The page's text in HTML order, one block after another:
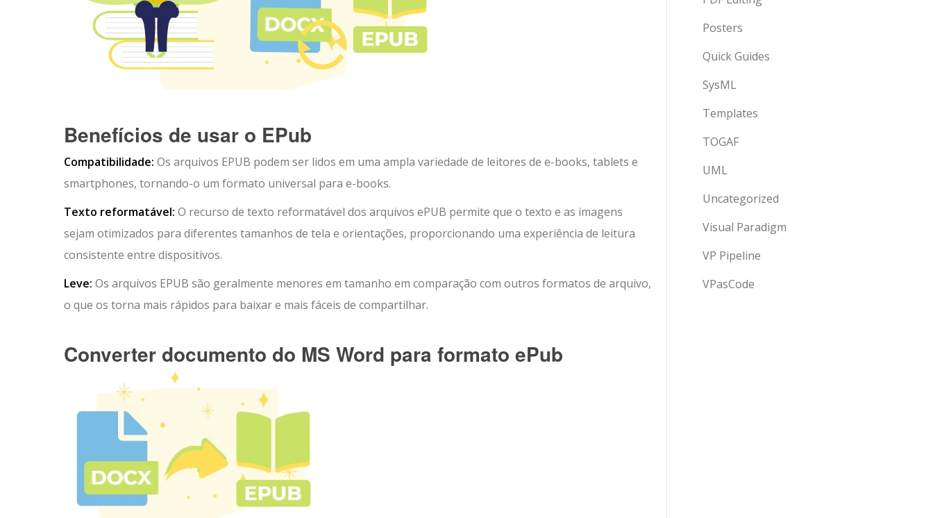
Benefícios de usar o EPub
Compatibilidade: Os arquivos EPUB podem ser lidos em uma ampla variedade de leitores de e-books, tablets e
smartphones, tornando-o um formato universal para e-books.
Texto reformatável: O recurso de texto reformatável dos arquivos ePUB permite que o texto e as imagens
sejam otimizados para diferentes tamanhos de tela e orientações, proporcionando uma experiência de leitura
consistente entre dispositivos.
Leve: Os arquivos EPUB são geralmente menores em tamanho em comparação com outros formatos de arquivo,
o que os torna mais rápidos para baixar e mais fáceis de compartilhar.
Converter documento do MS Word para formato ePub
Posters
Quick Guides
SysML
Templates
TOGAF
UML
Uncategorized
Visual Paradigm
VP Pipeline
VPasCode